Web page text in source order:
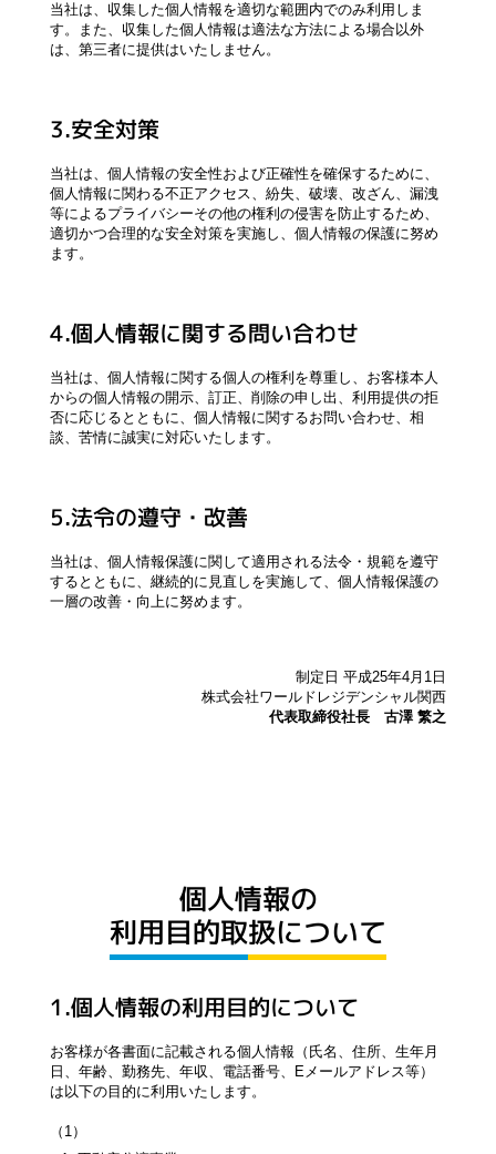
当社は、収集した個人情報を適切な範囲内でのみ利用しま
す。また、収集した個人情報は適法な方法による場合以外
は、第三者に提供はいたしません。
3.安全対策
当社は、個人情報の安全性および正確性を確保するために、
個人情報に関わる不正アクセス、紛失、破壊、改ざん、漏洩
等によるプライバシーその他の権利の侵害を防止するため、
適切かつ合理的な安全対策を実施し、個人情報の保護に努め
ます。
4.個人情報に関する問い合わせ
当社は、個人情報に関する個人の権利を尊重し、お客様本人
からの個人情報の開示、訂正、削除の申し出、利用提供の拒
否に応じるとともに、個人情報に関するお問い合わせ、相
談、苦情に誠実に対応いたします。
5.法令の遵守・改善
当社は、個人情報保護に関して適用される法令・規範を遵守
するとともに、継続的に見直しを実施して、個人情報保護の
一層の改善・向上に努めます。
制定日 平成25年4月1日
株式会社ワールドレジデンシャル関西
代表取締役社長 古澤 繁之
個人情報の
利用目的取扱について
1.個人情報の利用目的について
お客様が各書面に記載される個人情報（氏名、住所、生年月
日、年齢、勤務先、年収、電話番号、Eメールアドレス等）
は以下の目的に利用いたします。
（1）